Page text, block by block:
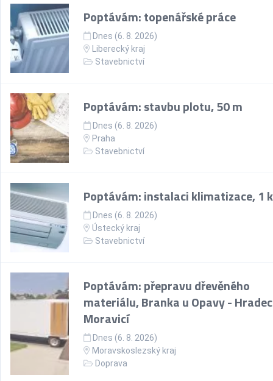
Poptávám: topenářské práce
Dnes (6. 8. 2026)
Liberecký kraj
Stavebnictví
Poptávám: stavbu plotu, 50 m
Dnes (6. 8. 2026)
Praha
Stavebnictví
Poptávám: instalaci klimatizace, 1
Dnes (6. 8. 2026)
Ústecký kraj
Stavebnictví
Poptávám: přepravu dřevěného
materiálu, Branka u Opavy -
Moravicí
Dnes (6. 8. 2026)
Moravskoslezský kraj
Doprava